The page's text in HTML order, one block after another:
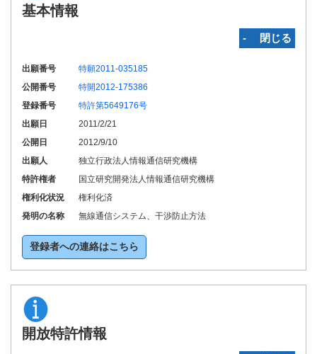
基本情報
‐ 閉じる
出願番号
特願2011-035185
公開番号
特開2012-175386
登録番号
特許第5649176号
出願日
2011/2/21
公開日
2012/9/10
出願人
独立行政法人情報通信研究機構
特許権者
国立研究開発法人情報通信研究機構
権利化状況
権利化済
発明の名称
無線通信システム、干渉防止方法
登録者への連絡はこちら
開放特許情報